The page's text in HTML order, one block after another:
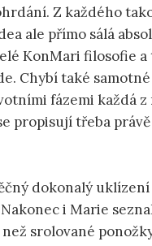
Z každého
ale přímo sálá
KonMari filosofie a
Chybí také
fázemi každá z
propisují třeba
dokonalý
i Marie
srolované